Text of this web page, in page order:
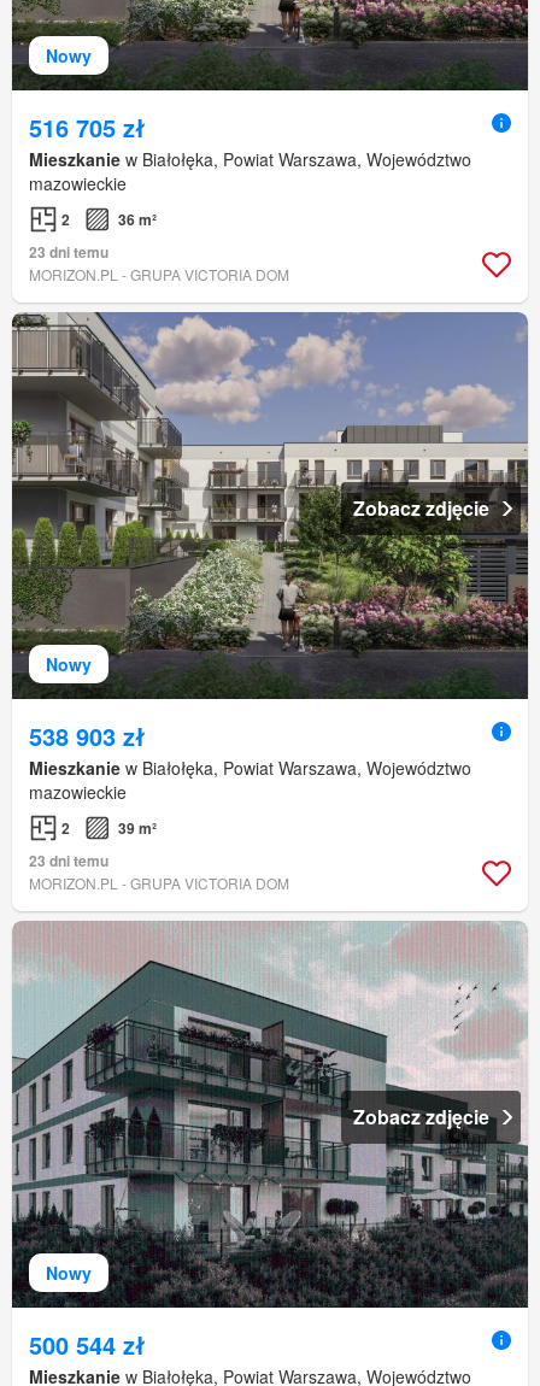
Nowy
516 705 zł
Mieszkanie w Białołęka, Powiat Warszawa, Województwo
mazowieckie
2
36 m²
23 dni temu
MORIZON.PL - GRUPA VICTORIA DOM
Nowy
Zobacz zdjęcie
538 903 zł
Mieszkanie w Białołęka, Powiat Warszawa, Województwo
mazowieckie
2
39 m²
23 dni temu
MORIZON.PL - GRUPA VICTORIA DOM
Nowy
Zobacz zdjęcie
500 544 zł
Mieszkanie w Białołęka, Powiat Warszawa, Województwo